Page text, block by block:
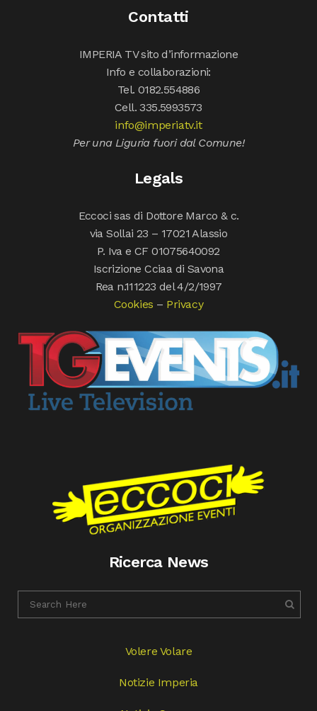
Contatti
IMPERIA TV sito d’informazione
Info e collaborazioni:
Tel. 0182.554886
Cell. 335.5993573
info@imperiatv.it
Per una Liguria fuori dal Comune!
Legals
Eccoci sas di Dottore Marco & c.
via Sollai 23 – 17021 Alassio
P. Iva e CF 01075640092
Iscrizione Cciaa di Savona
Rea n.111223 del 4/2/1997
Cookies – Privacy
Ricerca News
Volere Volare
Notizie Imperia